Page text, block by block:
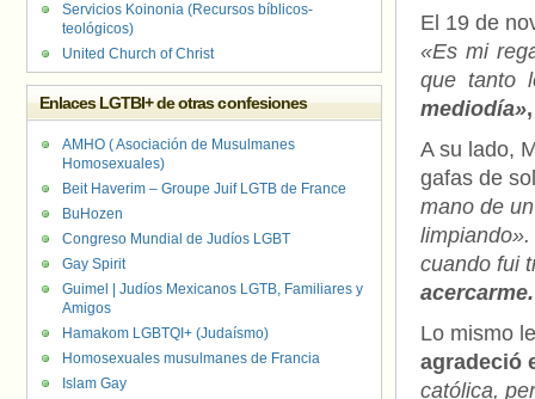
El 19 de
«Es mi
que tanto
mediodía»
A su lado,
gafas de
mano de
cuando fui
Lo mismo
agradeció
católica,
Servicios Koinonia (Recursos bíblicos-
teológicos)
United Church of Christ
Enlaces LGTBI+ de otras confesiones
AMHO ( Asociación de Musulmanes
Homosexuales)
Beit Haverim – Groupe Juif LGTB de France
BuHozen
Congreso Mundial de Judíos LGBT
Gay Spirit
Guimel | Judíos Mexicanos LGTB, Familiares y
Amigos
Hamakom LGBTQI+ (Judaísmo)
Homosexuales musulmanes de Francia
Islam Gay